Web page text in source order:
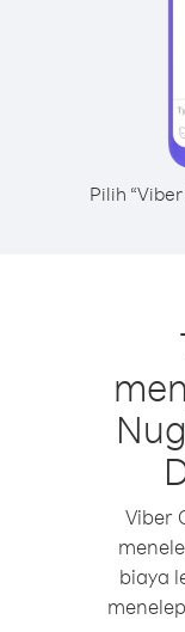
Pilih
Viber
biaya